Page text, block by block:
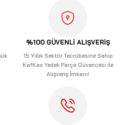
veya görüntülenemiyor.
bulunuyor.
pahalı.
%100 GÜVENLİ ALIŞVERİŞ
15 Yıllık Sektör Tecrübesine Sahip
KafKas Yedek Parça Güvencesi ile
Alışveriş İmkanı!